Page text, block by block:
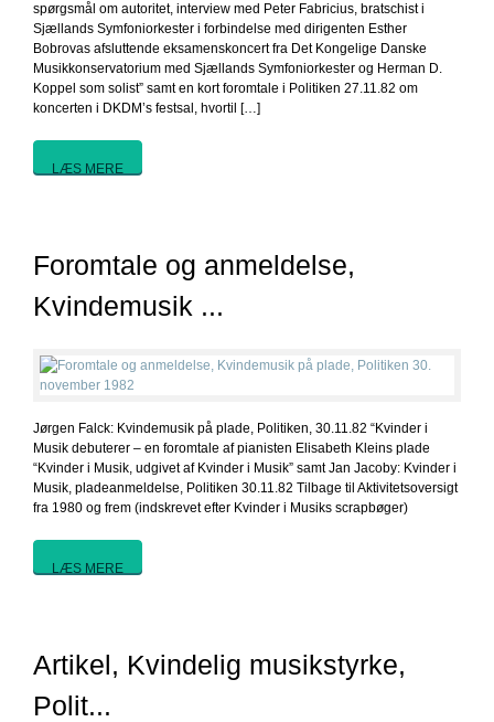
spørgsmål om autoritet, interview med Peter Fabricius, bratschist i
Sjællands Symfoniorkester i forbindelse med dirigenten Esther
Bobrovas afsluttende eksamenskoncert fra Det Kongelige Danske
Musikkonservatorium med Sjællands Symfoniorkester og Herman D.
Koppel som solist” samt en kort foromtale i Politiken 27.11.82 om
koncerten i DKDM’s festsal, hvortil […]
LÆS MERE
Foromtale og anmeldelse,
Kvindemusik ...
Jørgen Falck: Kvindemusik på plade, Politiken, 30.11.82 “Kvinder i
Musik debuterer – en foromtale af pianisten Elisabeth Kleins plade
“Kvinder i Musik, udgivet af Kvinder i Musik” samt Jan Jacoby: Kvinder i
Musik, pladeanmeldelse, Politiken 30.11.82 Tilbage til Aktivitetsoversigt
fra 1980 og frem (indskrevet efter Kvinder i Musiks scrapbøger)
LÆS MERE
Artikel, Kvindelig musikstyrke,
Polit...